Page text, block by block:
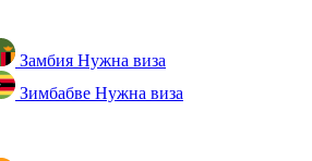
Замбия Нужна виза
Зимбабве Нужна виза